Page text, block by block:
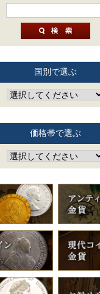
国別で選ぶ
価格帯で選ぶ